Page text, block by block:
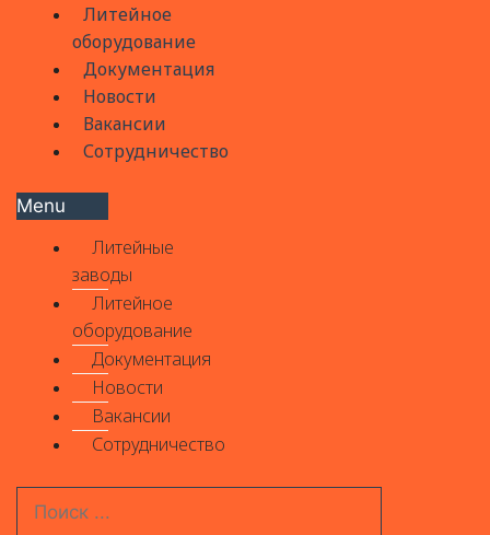
Литейное
оборудование
Документация
Новости
Вакансии
Сотрудничество
Menu
Литейные
заводы
Литейное
оборудование
Документация
Новости
Вакансии
Сотрудничество